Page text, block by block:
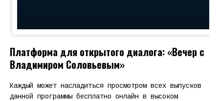
Платформа для открытого диалога: «Вечер с
Владимиром Соловьевым»
Каждый может насладиться просмотром всех выпусков
данной программы бесплатно онлайн в высоком